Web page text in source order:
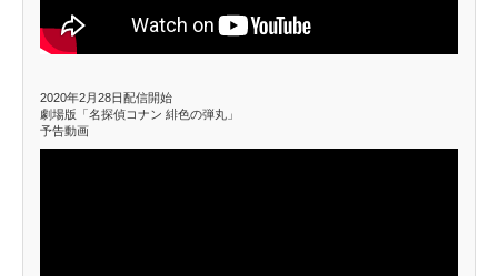
2020年2月28日配信開始
劇場版「名探偵コナン 緋色の弾丸」
予告動画